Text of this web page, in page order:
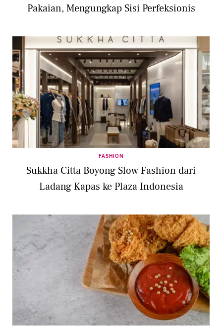
Pakaian, Mengungkap Sisi Perfeksionis
FASHION
Sukkha Citta Boyong Slow Fashion dari
Ladang Kapas ke Plaza Indonesia